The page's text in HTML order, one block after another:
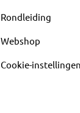
Rondleiding
Webshop
Cookie-instellingen